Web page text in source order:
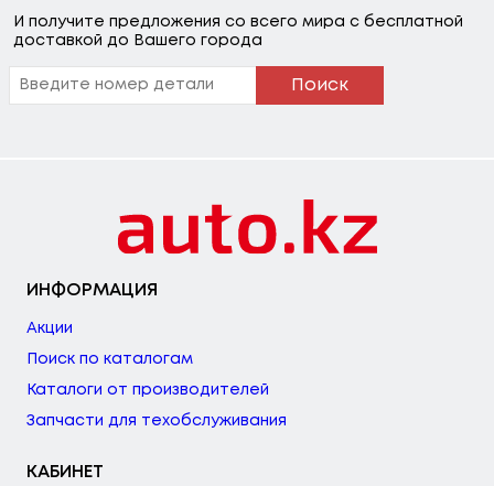
И получите предложения со всего мира с бесплатной
доставкой до Вашего города
Поиск
ИНФОРМАЦИЯ
Акции
Поиск по каталогам
Каталоги от производителей
Запчасти для техобслуживания
КАБИНЕТ